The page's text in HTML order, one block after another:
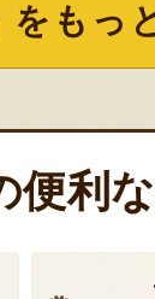
をもっ
便利